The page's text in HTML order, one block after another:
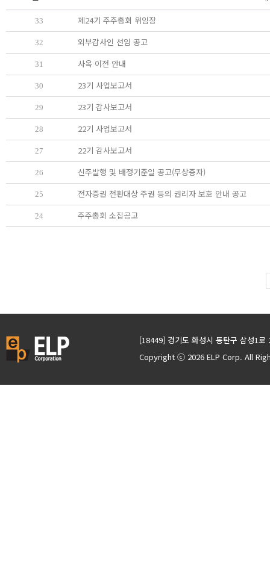
33 제24기 주주총회 위임장
32 외부감사인 선임 공고
31 사옥 이전 안내
30 23기 사업보고서
29 23기 감사보고서
28 22기 사업보고서
27 22기 감사보고서
26 신주발행 및 배정기준일 공고(무상증자)
25 전자증권 전환대상 주권 등의 권리자 보호 안내 공고
24 주주총회 소집공고
[18449] 경기도 화성시 동탄구 삼성1
Copyright ⓒ 2026 ELP Corp. All